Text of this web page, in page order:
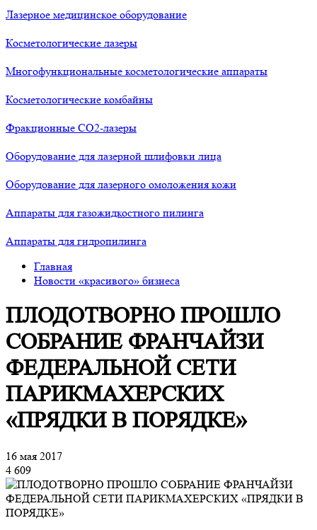
Лазерное медицинское оборудование
Косметологические лазеры
Многофункциональные косметологические аппараты
Косметологические комбайны
Фракционные СО2-лазеры
Оборудование для лазерной шлифовки лица
Оборудование для лазерного омоложения кожи
Аппараты для газожидкостного пилинга
Аппараты для гидропилинга
Главная
Новости «красивого» бизнеса
ПЛОДОТВОРНО ПРОШЛО
СОБРАНИЕ ФРАНЧАЙЗИ
ФЕДЕРАЛЬНОЙ СЕТИ
ПАРИКМАХЕРСКИХ
«ПРЯДКИ В ПОРЯДКЕ»
16 мая 2017
4 609